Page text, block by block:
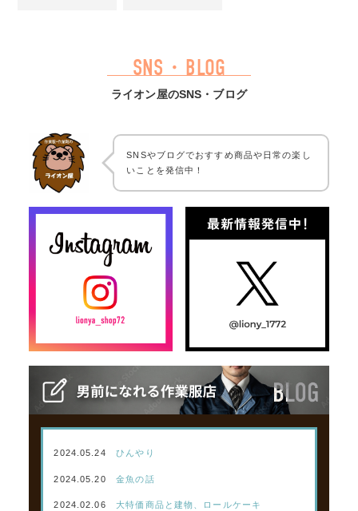
SNS・BLOG
ライオン屋のSNS・ブログ
SNSやブログでおすすめ商品や日常の楽し
いことを発信中！
2024.05.24 ひんやり
2024.05.20 金魚の話
2024.02.06 大特価商品と建物、ロールケーキ